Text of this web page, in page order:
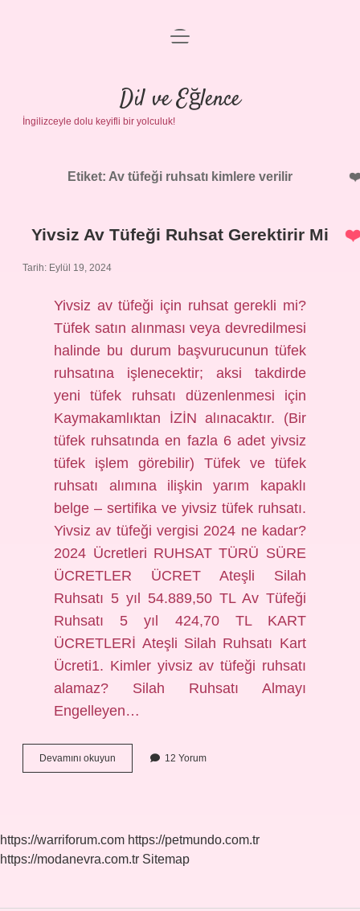
Anasayfa
Gizlilik Politikası
Yasal Uyarı
menüyü
Dil ve Eğlence
İngilizceyle dolu keyifli bir yolculuk!
Etiket: Av tüfeği ruhsatı kimlere verilir
Yivsiz Av Tüfeği Ruhsat Gerektirir Mi
Tarih: Eylül 19, 2024
Yivsiz av tüfeği için ruhsat gerekli mi?
Tüfek satın alınması veya devredilmesi
halinde bu durum başvurucunun tüfek
ruhsatına işlenecektir; aksi takdirde
yeni tüfek ruhsatı düzenlenmesi için
Kaymakamlıktan İZİN alınacaktır. (Bir
tüfek ruhsatında en fazla 6 adet yivsiz
tüfek işlem görebilir) Tüfek ve tüfek
ruhsatı alımına ilişkin yarım kapaklı
belge – sertifika ve yivsiz tüfek ruhsatı.
Yivsiz av tüfeği vergisi 2024 ne kadar?
2024 Ücretleri RUHSAT TÜRÜ SÜRE
ÜCRETLER ÜCRET Ateşli Silah
Ruhsatı 5 yıl 54.889,50 TL Av Tüfeği
Ruhsatı 5 yıl 424,70 TL KART
ÜCRETLERİ Ateşli Silah Ruhsatı Kart
Ücreti1. Kimler yivsiz av tüfeği ruhsatı
alamaz? Silah Ruhsatı Almayı
Engelleyen…
Devamını okuyun
Av
12 Yorum
https://warriforum.com https://petmundo.com.tr
https://modanevra.com.tr Sitemap